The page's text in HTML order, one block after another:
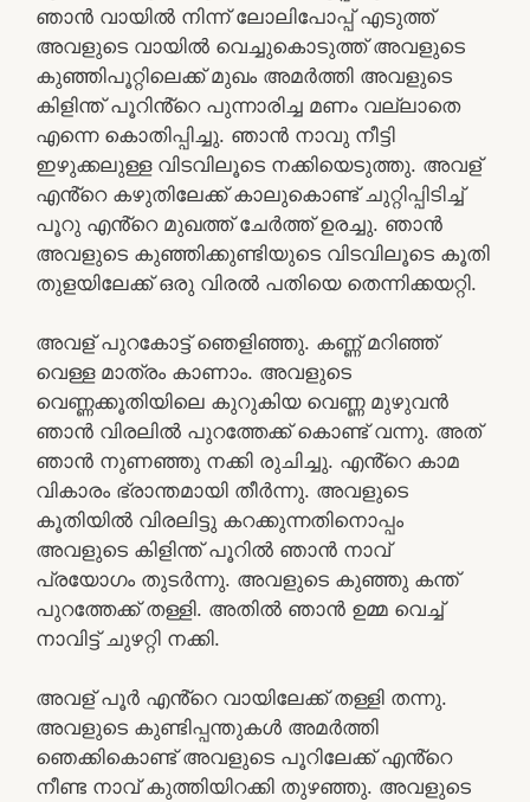
ഞാൻ വായിൽ നിന്ന് ലോലിപോപ്പ് എടുത്ത്
അവളുടെ വായിൽ വെച്ചുകൊടുത്ത് അവളുടെ
കുഞ്ഞിപൂറ്റിലെക്ക് മുഖം അമർത്തി അവളുടെ
കിളിന്ത് പൂറിൻ്റെ പുന്നാരിച്ച മണം വല്ലാതെ
എന്നെ കൊതിപ്പിച്ചു. ഞാൻ നാവു നീട്ടി
ഇഴുക്കലുള്ള വിടവിലൂടെ നക്കിയെടുത്തു. അവള്
എൻ്റെ കഴുതിലേക്ക് കാലുകൊണ്ട് ചുറ്റിപ്പിടിച്ച്
പൂറു എൻ്റെ മുഖത്ത് ചേർത്ത് ഉരച്ചു. ഞാൻ
അവളുടെ കുഞ്ഞിക്കുണ്ടിയുടെ വിടവിലൂടെ കൂതി
തുളയിലേക്ക് ഒരു വിരൽ പതിയെ തെന്നിക്കയറ്റി.
അവള് പുറകോട്ട് ഞെളിഞ്ഞു. കണ്ണ് മറിഞ്ഞ്
വെള്ള മാത്രം കാണാം. അവളുടെ
വെണ്ണക്കൂതിയിലെ കുറുകിയ വെണ്ണ മുഴുവൻ
ഞാൻ വിരലിൽ പുറത്തേക്ക് കൊണ്ട് വന്നു. അത്
ഞാൻ നുണഞ്ഞു നക്കി രുചിച്ചു. എൻ്റെ കാമ
വികാരം ഭ്രാന്തമായി തീർന്നു. അവളുടെ
കൂതിയിൽ വിരലിട്ടു കറക്കുന്നതിനൊപ്പം
അവളുടെ കിളിന്ത് പൂറിൽ ഞാൻ നാവ്
പ്രയോഗം തുടർന്നു. അവളുടെ കുഞ്ഞു കന്ത്
പുറത്തേക്ക് തള്ളി. അതിൽ ഞാൻ ഉമ്മ വെച്ച്
നാവിട്ട് ചുഴറ്റി നക്കി.
അവള് പൂർ എൻ്റെ വായിലേക്ക് തള്ളി തന്നു.
അവളുടെ കുണ്ടിപ്പന്തുകൾ അമർത്തി
ഞെക്കികൊണ്ട് അവളുടെ പൂറിലേക്ക് എൻ്റെ
നീണ്ട നാവ് കുത്തിയിറക്കി തുഴഞ്ഞു. അവളുടെ